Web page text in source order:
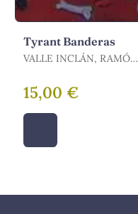
Tyrant Banderas
VALLE INCLÁN, RAMÓN
15,00 €